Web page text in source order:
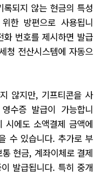
되지 않는 현금의 특성
한 방편으로 사용됩니
번호를 제시하면 발급
청 전산시스템에 자동으
않지만, 기프티콘을 사
수증 발급이 가능합니
시에도 소액결제 금액에
수 있습니다. 추가로 부
현금, 계좌이체로 결제
발급됩니다. 특히 중개